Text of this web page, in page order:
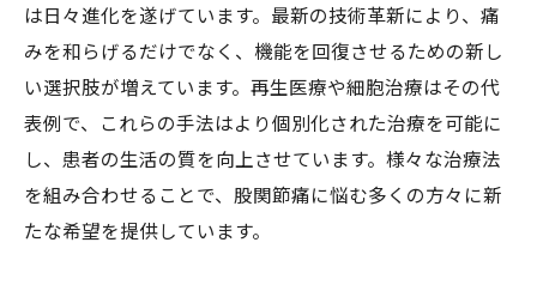
は日々進化を遂げています。最新の技術革新により、痛
みを和らげるだけでなく、機能を回復させるための新し
い選択肢が増えています。再生医療や細胞治療はその代
表例で、これらの手法はより個別化された治療を可能に
し、患者の生活の質を向上させています。様々な治療法
を組み合わせることで、股関節痛に悩む多くの方々に新
たな希望を提供しています。